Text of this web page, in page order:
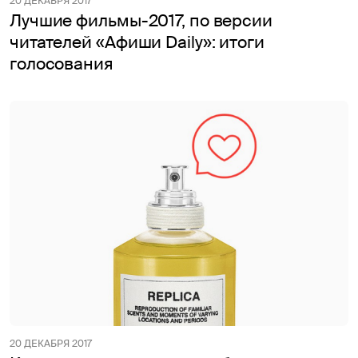
Лучшие фильмы-2017, по версии
читателей «Афиши Daily»: итоги
голосования
20 ДЕКАБРЯ 2017